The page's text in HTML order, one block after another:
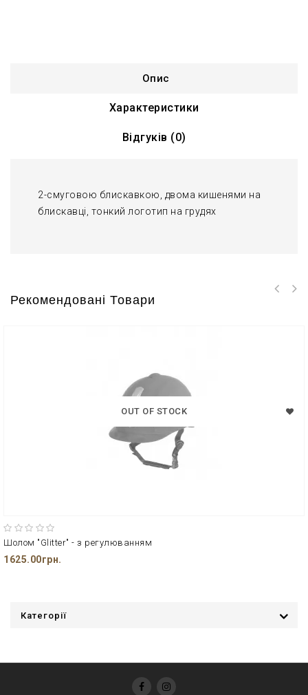
Опис
Характеристики
Відгуків (0)
2-смуговою блискавкою, двома кишенями на
блискавці, тонкий логотип на грудях
Рекомендовані Товари
OUT OF STOCK
Шолом "Glitter" - з регулюванням
1625.00грн.
Категорії